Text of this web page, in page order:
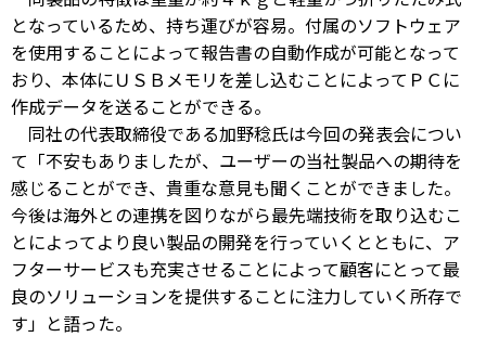
となっているため、持ち運びが容易。付属のソフトウェア
を使用することによって報告書の自動作成が可能となって
おり、本体にＵＳＢメモリを差し込むことによってＰＣに
作成データを送ることができる。
同社の代表取締役である加野稔氏は今回の発表会につい
て「不安もありましたが、ユーザーの当社製品への期待を
感じることができ、貴重な意見も聞くことができました。
今後は海外との連携を図りながら最先端技術を取り込むこ
とによってより良い製品の開発を行っていくとともに、ア
フターサービスも充実させることによって顧客にとって最
良のソリューションを提供することに注力していく所存で
す」と語った。